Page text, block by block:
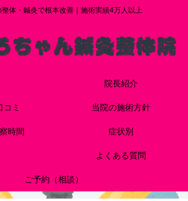
体・鍼灸で根本改善｜施術実績4万人以上
院長紹介
コミ 当院の施術方針
時間 症状別
よくある質問
ご予約（相談）